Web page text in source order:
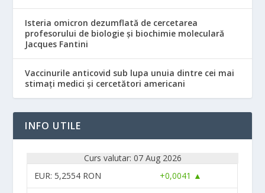
Isteria omicron dezumflată de cercetarea
profesorului de biologie și biochimie moleculară
Jacques Fantini
Vaccinurile anticovid sub lupa unuia dintre cei mai
stimați medici și cercetători americani
INFO UTILE
Curs valutar: 07 Aug 2026
EUR: 5,2554 RON +0,0041 ▲